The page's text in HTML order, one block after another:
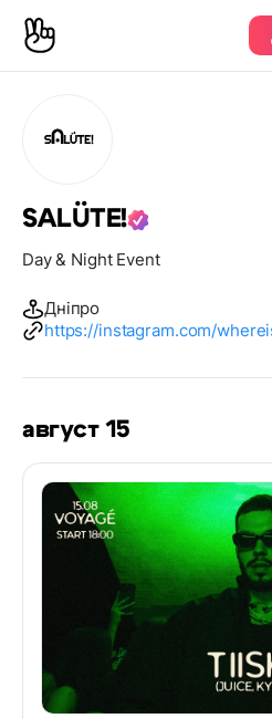
SALÜTE!
Day & Night Event
Дніпро
https://instagram.com/
август 15